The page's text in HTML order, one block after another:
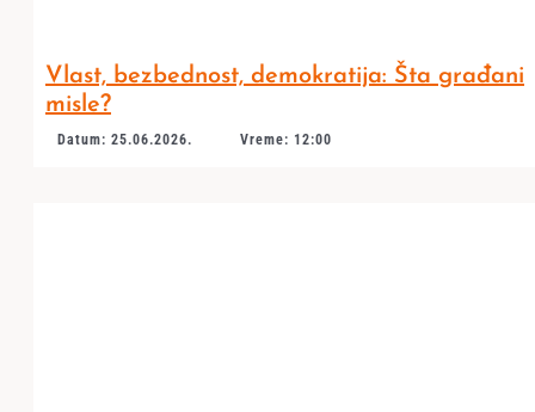
Vlast, bezbednost, demokratija: Šta građani
misle?
Datum: 25.06.2026. Vreme: 12:00